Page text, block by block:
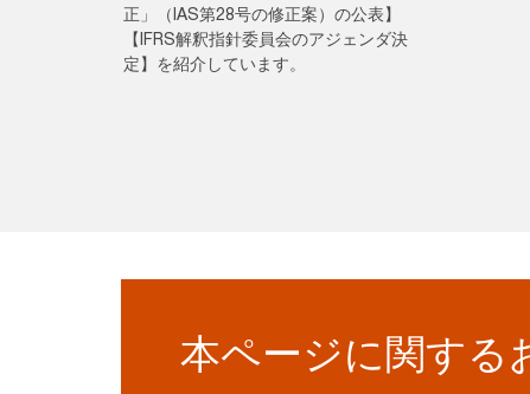
正」（IAS第28号の修正案）の公表】
【IFRS解釈指針委員会のアジェンダ決
定】を紹介しています。
本ページに関する